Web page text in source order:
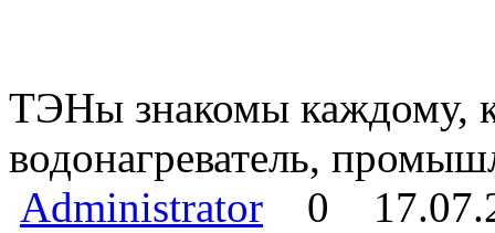
ТЭНы знакомы каждому,
водонагреватель,
Administrator
0